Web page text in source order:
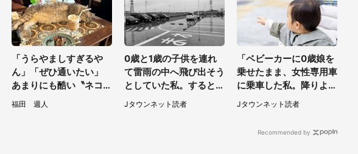
「うらやましすぎるや
ん」「ぜひ通いたい」
あまりにも酷い〝ネコハ
ラ〟受けられる喫茶店に
5.3万人驚がく
福田 週人
0歳と1歳の子供を連れ
て雷雨の中へ飛び出そう
としていた私。すると突
然、後ろから...（福岡
県・30代女性）
Jタウンネット読者
「ベビーカーに0歳娘を
乗せたまま、女性専用車
に乗車した私。降りよう
としたところで...」（大
阪府・30代女性）
Jタウンネット読者
Recommended by